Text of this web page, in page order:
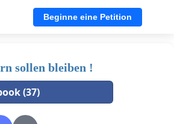
Beginne eine Petition
sollen bleiben !
(37)